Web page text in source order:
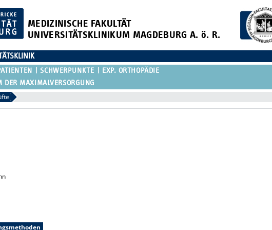
MEDIZINISCHE FAKULTÄT
UNIVERSITÄTSKLINIKUM MAGDEBURG A. ö. R.
SCHWERPUNKTE
EXP. ORTHOPÄDIE
DER MAXIMALVERSORGUNG